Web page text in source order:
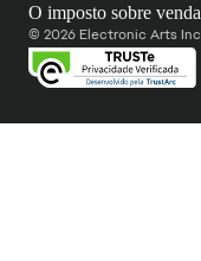
O imposto sobre
© 2026 Electronic Arts